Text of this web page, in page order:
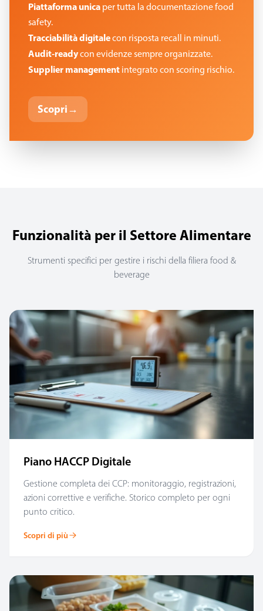
Piattaforma unica per tutta la documentazione food
safety.
Tracciabilità digitalecon risposta recall in minuti.
Audit-readycon evidenze sempre organizzate.
Supplier management integrato con scoring rischio.
Scopri→
Funzionalità per il Settore Alimentare
Strumenti specifici per gestire i rischi della filiera food &
beverage
Piano HACCP Digitale
Gestione completa dei CCP: monitoraggio, registrazioni,
azioni correttive e verifiche. Storico completo per ogni
punto critico.
Scopri di più